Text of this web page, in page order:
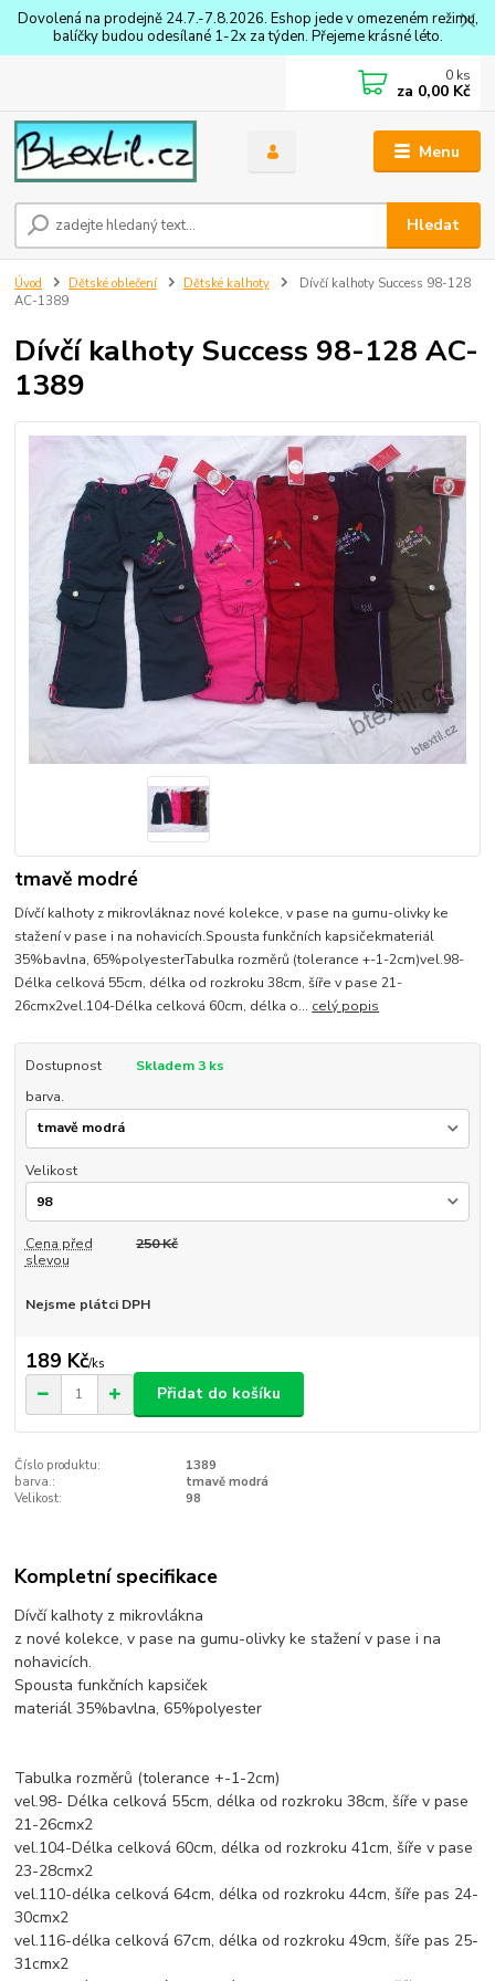
Dovolená na prodejně 24.7.-7.8.2026. Eshop jede v omezeném režimu,
balíčky budou odesílané 1-2x za týden. Přejeme krásné léto.
Menu
Hledat
0 ks
za 0,00 Kč
Úvod Dětské oblečení Dětské kalhoty
Dívčí kalhoty Success 98-128
AC-1389
Dívčí kalhoty Success 98-128 AC-
1389
tmavě modré
Dívčí kalhoty z mikrovláknaz nové kolekce, v pase na gumu-olivky ke
stažení v pase i na nohavicích.Spousta funkčních kapsičekmateriál
35%bavlna, 65%polyesterTabulka rozměrů (tolerance +-1-2cm)vel.98-
Délka celková 55cm, délka od rozkroku 38cm, šíře v pase 21-
26cmx2vel.104-Délka celková 60cm, délka o... celý popis
Dostupnost
Skladem 3 ks
barva.
Velikost
Cena před
slevou
250 Kč
Nejsme plátci DPH
189 Kč/ks
Přidat do košíku
Číslo produktu:
1389
barva.:
tmavě modrá
Velikost:
98
Kompletní specifikace
Dívčí kalhoty z mikrovlákna
z nové kolekce, v pase na gumu-olivky ke stažení v pase i na
nohavicích.
Spousta funkčních kapsiček
materiál 35%bavlna, 65%polyester
Tabulka rozměrů (tolerance +-1-2cm)
vel.98- Délka celková 55cm, délka od rozkroku 38cm, šíře v pase
21-26cmx2
vel.104-Délka celková 60cm, délka od rozkroku 41cm, šíře v pase
23-28cmx2
vel.110-délka celková 64cm, délka od rozkroku 44cm, šíře pas 24-
30cmx2
vel.116-délka celková 67cm, délka od rozkroku 49cm, šíře pas 25-
31cmx2